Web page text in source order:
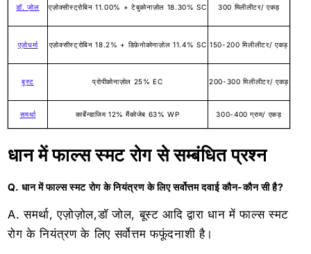
डॉ. ज़ोल एज़ोक्सीस्ट्रोबिन 11.00% + टेबुकोनाज़ोल 18.30% SC 300 मिलीलीटर/ एकड़
एज़ोधर्मा एज़ोक्सीस्ट्रोबिन 18.2% + डिफ़ेनोकोनाज़ोल 11.4% SC 150-200 मिलीलीटर/ एकड़
बूस्ट प्रोपीकोनाज़ोल 25% EC 200-300 मिलीलीटर/ एकड़
समर्था कार्बेन्डाजिम 12% मैंकोजेब 63% WP 300-400 ग्राम/ एकड़
धान में फाल्स स्मट रोग से सम्बंधित प्रश्न
Q. धान में फाल्स स्मट रोग के नियंत्रण के लिए सर्वोत्तम दवाई कौन-कौन सी है?
A. समर्था, एज़ोज़ोल,डॉ जोल, बूस्ट आदि द्वारा धान में फाल्स स्मट
रोग के नियंत्रण के लिए सर्वोत्तम फफूंदनाशी है।